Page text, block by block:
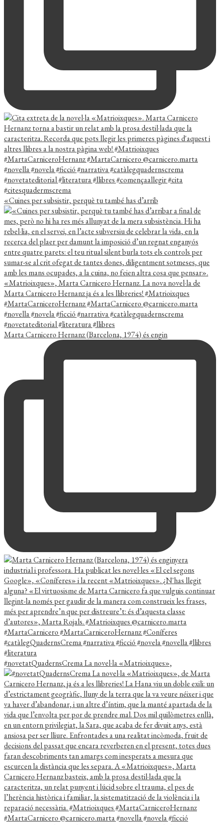
«Cuines per subsistir, perquè tu també has d’arrib
Marta Carnicero Hernanz (Barcelona, 1974) és engin
#novetatQuadernsCrema La novel·la «Matrioixques»,